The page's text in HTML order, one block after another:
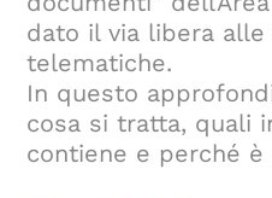
dato il via libera alle
telematiche.
In questo
cosa si tratta, quali
contiene e perché